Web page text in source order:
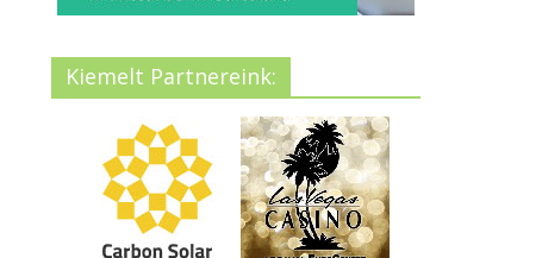
Kiemelt Partnereink: